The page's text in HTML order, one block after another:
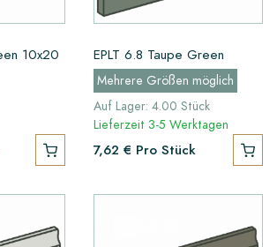
10x20 EPLT 6.8 Taupe Green
Mehrere Größen möglich
Auf Lager: 4.00 Stück
Lieferzeit 3-5 Werktagen
7,62 € Pro Stück